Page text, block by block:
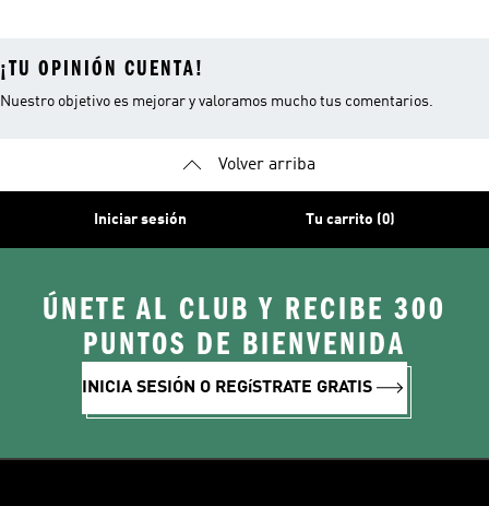
¡TU OPINIÓN CUENTA!
Nuestro objetivo es mejorar y valoramos mucho tus comentarios.
Volver arriba
Iniciar sesión Tu carrito (0)
ÚNETE AL CLUB Y RECIBE 300
PUNTOS DE BIENVENIDA
INICIA SESIÓN O REGíSTRATE GRATIS